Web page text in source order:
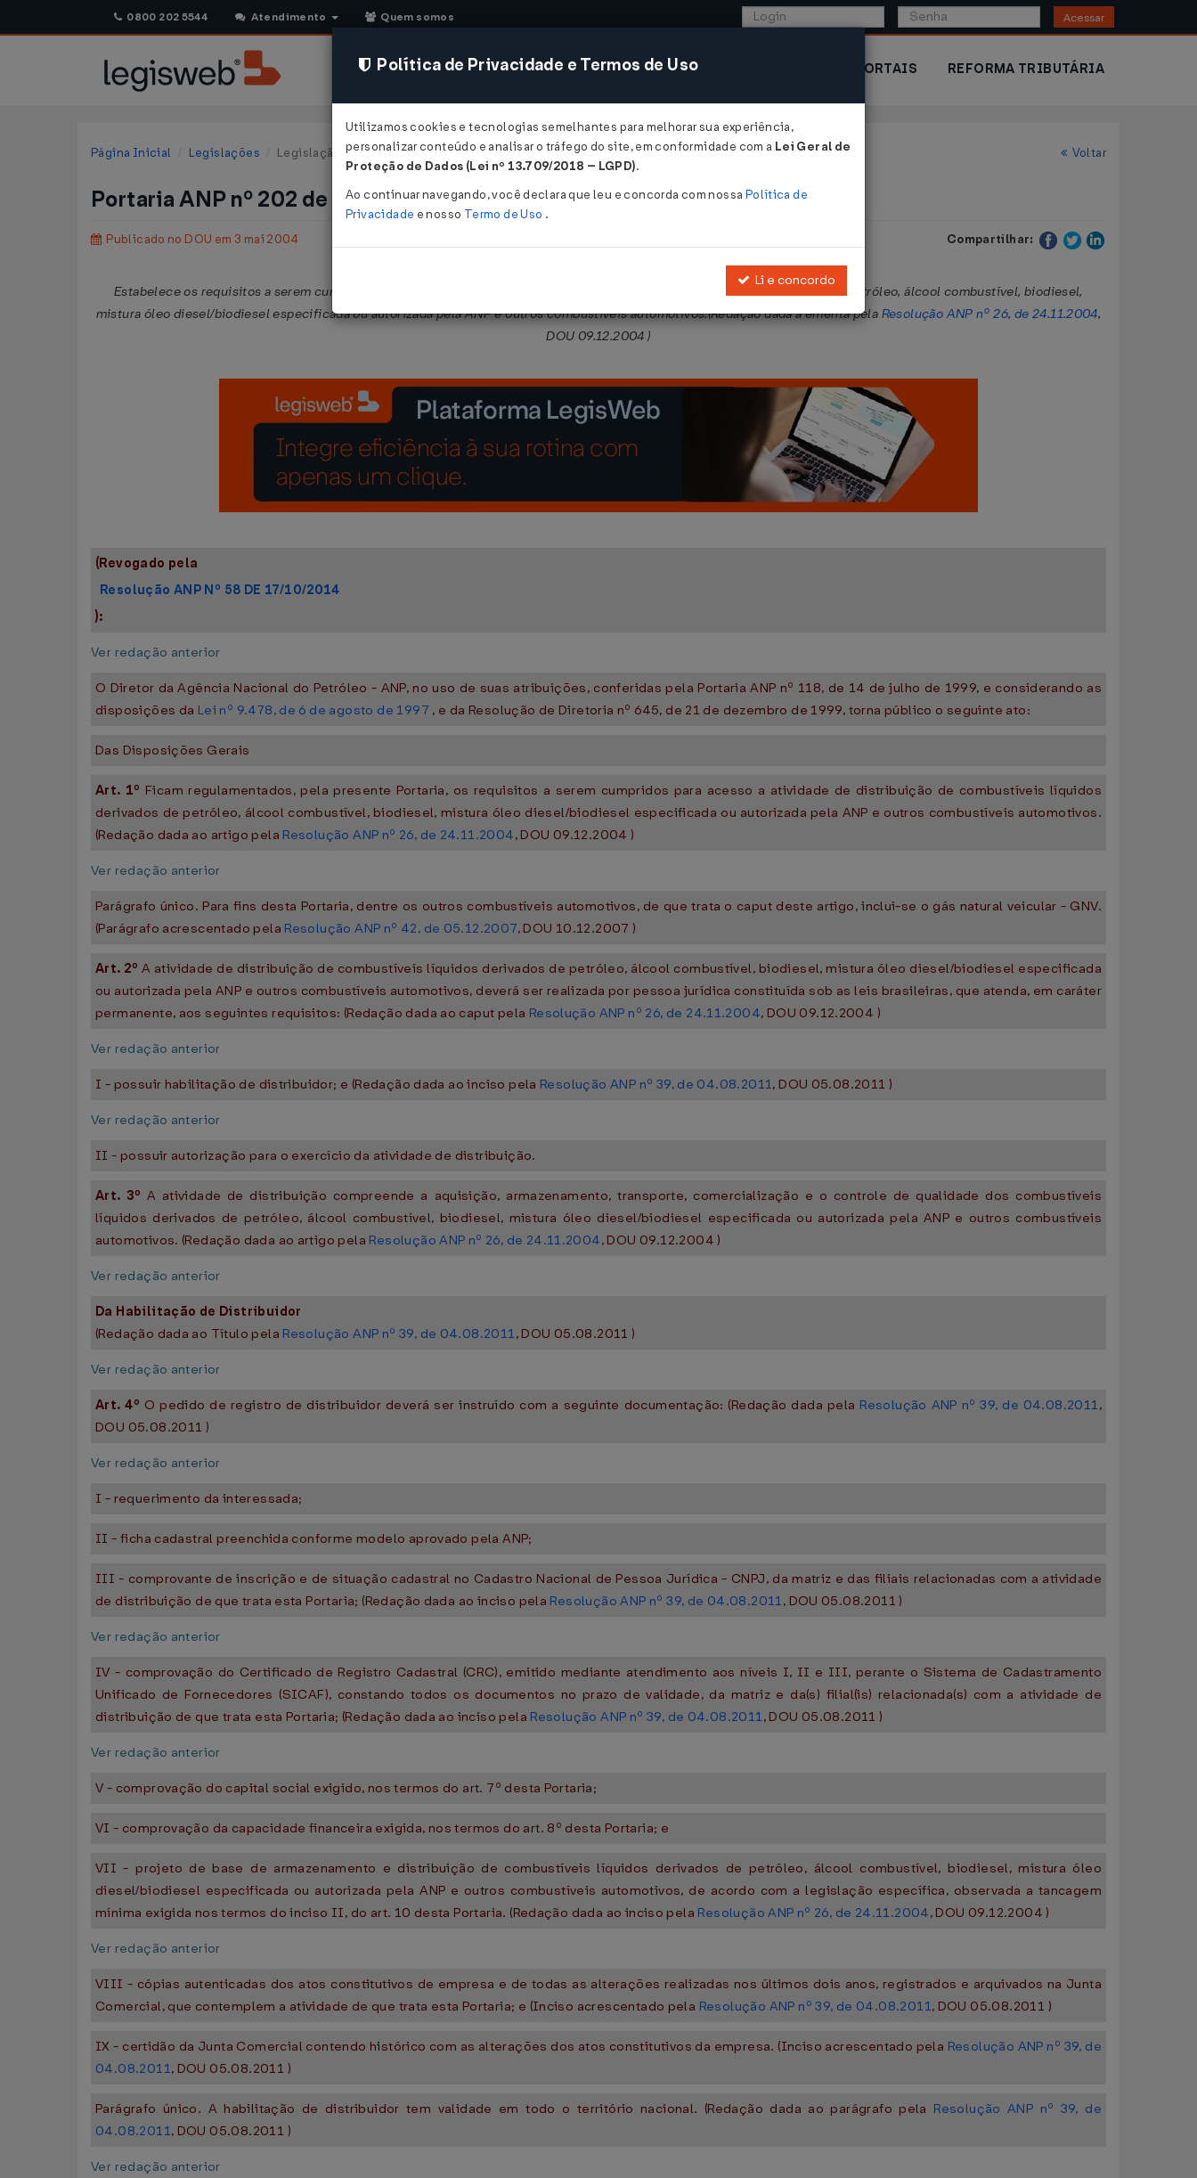
0800 202 5544 Atendimento Quem somos Acessar
CONSULTORIA SISTEMAS COMÉRCIO EXTERIOR PORTAIS REFORMA TRIBUTÁRIA
Página Inicial Legislações Legislação Federal Voltar
Portaria ANP nº 202 de 30/12/1999
Publicado no DOU em 3 mai 2004 Compartilhar:
Estabelece os requisitos a serem cumpridos para acesso a atividade de distribuição de combustíveis líquidos derivados de petróleo, álcool combustível, biodiesel,
mistura óleo diesel/biodiesel especificada ou autorizada pela ANP e outros combustíveis automotivos.(Redação dada à ementa pela Resolução ANP nº 26, de 24.11.2004,
DOU 09.12.2004 )
(Revogado pela
Resolução ANP Nº 58 DE 17/10/2014
):
Ver redação anterior
O Diretor da Agência Nacional do Petróleo - ANP, no uso de suas atribuições, conferidas pela Portaria ANP nº 118, de 14 de julho de 1999, e considerando as
disposições da Lei nº 9.478, de 6 de agosto de 1997 , e da Resolução de Diretoria nº 645, de 21 de dezembro de 1999, torna público o seguinte ato:
Das Disposições Gerais
Art. 1º Ficam regulamentados, pela presente Portaria, os requisitos a serem cumpridos para acesso a atividade de distribuição de combustíveis líquidos
derivados de petróleo, álcool combustível, biodiesel, mistura óleo diesel/biodiesel especificada ou autorizada pela ANP e outros combustíveis automotivos.
(Redação dada ao artigo pela Resolução ANP nº 26, de 24.11.2004, DOU 09.12.2004 )
Ver redação anterior
Parágrafo único. Para fins desta Portaria, dentre os outros combustíveis automotivos, de que trata o caput deste artigo, inclui-se o gás natural veicular - GNV.
(Parágrafo acrescentado pela Resolução ANP nº 42, de 05.12.2007, DOU 10.12.2007 )
Art. 2º A atividade de distribuição de combustíveis líquidos derivados de petróleo, álcool combustível, biodiesel, mistura óleo diesel/biodiesel especificada
ou autorizada pela ANP e outros combustíveis automotivos, deverá ser realizada por pessoa jurídica constituída sob as leis brasileiras, que atenda, em caráter
permanente, aos seguintes requisitos: (Redação dada ao caput pela Resolução ANP nº 26, de 24.11.2004, DOU 09.12.2004 )
Ver redação anterior
I - possuir habilitação de distribuidor; e (Redação dada ao inciso pela Resolução ANP nº 39, de 04.08.2011, DOU 05.08.2011 )
Ver redação anterior
II - possuir autorização para o exercício da atividade de distribuição.
Art. 3º A atividade de distribuição compreende a aquisição, armazenamento, transporte, comercialização e o controle de qualidade dos combustíveis
líquidos derivados de petróleo, álcool combustível, biodiesel, mistura óleo diesel/biodiesel especificada ou autorizada pela ANP e outros combustíveis
automotivos. (Redação dada ao artigo pela Resolução ANP nº 26, de 24.11.2004, DOU 09.12.2004 )
Ver redação anterior
Da Habilitação de Distribuidor
(Redação dada ao Título pela Resolução ANP nº 39, de 04.08.2011, DOU 05.08.2011 )
Ver redação anterior
Art. 4º O pedido de registro de distribuidor deverá ser instruído com a seguinte documentação: (Redação dada pela Resolução ANP nº 39, de 04.08.2011,
DOU 05.08.2011 )
Ver redação anterior
I - requerimento da interessada;
II - ficha cadastral preenchida conforme modelo aprovado pela ANP;
III - comprovante de inscrição e de situação cadastral no Cadastro Nacional de Pessoa Jurídica - CNPJ, da matriz e das filiais relacionadas com a atividade
de distribuição de que trata esta Portaria; (Redação dada ao inciso pela Resolução ANP nº 39, de 04.08.2011, DOU 05.08.2011 )
Ver redação anterior
IV - comprovação do Certificado de Registro Cadastral (CRC), emitido mediante atendimento aos níveis I, II e III, perante o Sistema de Cadastramento
Unificado de Fornecedores (SICAF), constando todos os documentos no prazo de validade, da matriz e da(s) filial(is) relacionada(s) com a atividade de
distribuição de que trata esta Portaria; (Redação dada ao inciso pela Resolução ANP nº 39, de 04.08.2011, DOU 05.08.2011 )
Ver redação anterior
V - comprovação do capital social exigido, nos termos do art. 7º desta Portaria;
VI - comprovação da capacidade financeira exigida, nos termos do art. 8º desta Portaria; e
VII - projeto de base de armazenamento e distribuição de combustíveis líquidos derivados de petróleo, álcool combustível, biodiesel, mistura óleo
diesel/biodiesel especificada ou autorizada pela ANP e outros combustíveis automotivos, de acordo com a legislação específica, observada a tancagem
mínima exigida nos termos do inciso II, do art. 10 desta Portaria. (Redação dada ao inciso pela Resolução ANP nº 26, de 24.11.2004, DOU 09.12.2004 )
Ver redação anterior
VIII - cópias autenticadas dos atos constitutivos de empresa e de todas as alterações realizadas nos últimos dois anos, registrados e arquivados na Junta
Comercial, que contemplem a atividade de que trata esta Portaria; e (Inciso acrescentado pela Resolução ANP nº 39, de 04.08.2011, DOU 05.08.2011 )
IX - certidão da Junta Comercial contendo histórico com as alterações dos atos constitutivos da empresa. (Inciso acrescentado pela Resolução ANP nº 39, de
04.08.2011, DOU 05.08.2011 )
Parágrafo único. A habilitação de distribuidor tem validade em todo o território nacional. (Redação dada ao parágrafo pela Resolução ANP nº 39, de
04.08.2011, DOU 05.08.2011 )
Ver redação anterior
Política de Privacidade e Termos de Uso
Utilizamos cookies e tecnologias semelhantes para melhorar sua experiência,
personalizar conteúdo e analisar o tráfego do site, em conformidade com a Lei Geral de
Proteção de Dados (Lei nº 13.709/2018 – LGPD).
Ao continuar navegando, você declara que leu e concorda com nossa Política de
Privacidade e nosso Termo de Uso .
Li e concordo